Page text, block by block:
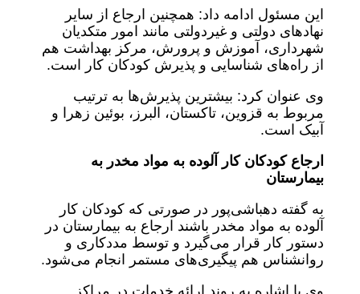
این مسئول ادامه داد: همچنین ارجاع از سایر
نهادهای دولتی و غیردولتی مانند امور متکدیان
شهرداری، آموزش و پرورش، مرکز بهداشت هم
از راه‌های شناسایی و پذیرش کودکان کار است.
وی عنوان کرد: بیشترین پذیرش‌ها به ترتیب
مربوط به قزوین، تاکستان، البرز، بوئین زهرا و
آبیک است.
ارجاع کودکان کار آلوده به مواد مخدر به
بیمارستان
به گفته دهباشی‌پور در صورتی که کودکان کار
آلوده به مواد مخدر باشند ارجاع به بیمارستان در
دستور کار قرار می‌گیرد و توسط مددکاری و
روانشناس هم پیگیری‌های مستمر انجام می‌شود.
وی با اشاره به روند ارائه خدمات در مراکز